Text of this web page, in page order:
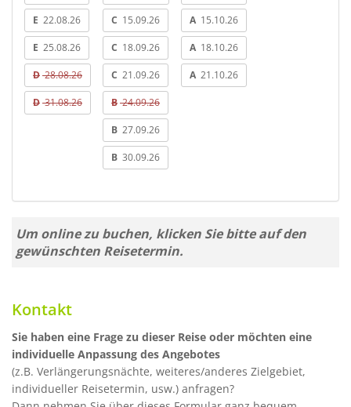
E 22.08.26
E 25.08.26
D28.08.26
D31.08.26
C 15.09.26
C 18.09.26
C 21.09.26
B24.09.26
B 27.09.26
B 30.09.26
A 15.10.26
A 18.10.26
A 21.10.26
Um online zu buchen, klicken Sie bitte auf den
gewünschten Reisetermin.
Kontakt
Sie haben eine Frage zu dieser Reise oder möchten eine
individuelle Anpassung des Angebotes
(z.B. Verlängerungsnächte, weiteres/anderes Zielgebiet,
individueller Reisetermin, usw.) anfragen?